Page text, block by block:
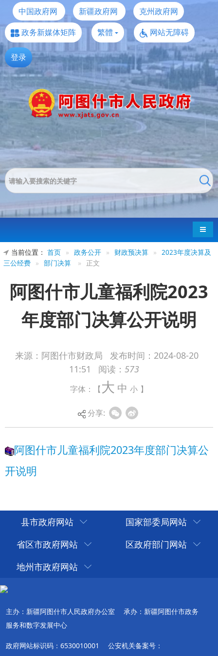
中国政府网 新疆政府网
克州政府网
政务新媒体矩阵
繁體 网站无障碍
登录
导航
当前位置： 首页 » 政务公开 » 财政预决算 »
2023年度决算及
三公经费 » 部门决算 » 正文
阿图什市儿童福利院2023
年度部门决算公开说明
来源：阿图什市财政局 发布时间： 2024-08-20
11:51
阅读： 573
字体：【大 中 小 】
分享:
阿图什市儿童福利院2023年度部门决算公
县市政府网站
国家部委局网站
省区市政府网站
区政府部门网站
地州市政府网站
主办：新疆阿图什市人民政府办公室
承办：新疆阿图什市政务
服务和数字发展中心
政府网站标识码：6530010001
公安机关备案号：